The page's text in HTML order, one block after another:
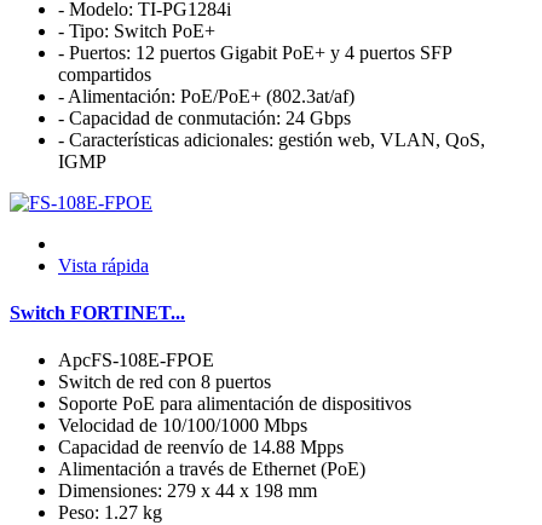
- Modelo: TI-PG1284i
- Tipo: Switch PoE+
- Puertos: 12 puertos Gigabit PoE+ y 4 puertos SFP
compartidos
- Alimentación: PoE/PoE+ (802.3at/af)
- Capacidad de conmutación: 24 Gbps
- Características adicionales: gestión web, VLAN, QoS,
IGMP
Vista rápida
Switch FORTINET...
ApcFS-108E-FPOE
Switch de red con 8 puertos
Soporte PoE para alimentación de dispositivos
Velocidad de 10/100/1000 Mbps
Capacidad de reenvío de 14.88 Mpps
Alimentación a través de Ethernet (PoE)
Dimensiones: 279 x 44 x 198 mm
Peso: 1.27 kg